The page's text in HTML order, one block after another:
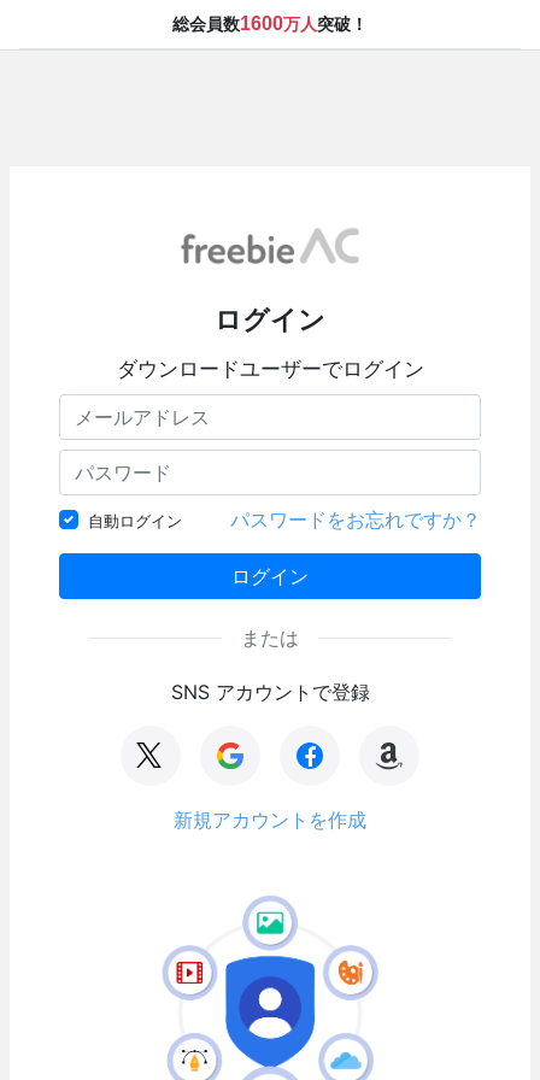
総会員数1600万人突破！
ログイン
ダウンロードユーザーでログイン
自動ログイン パスワードをお忘れですか？
ログイン
または
SNS アカウントで登録
新規アカウントを作成